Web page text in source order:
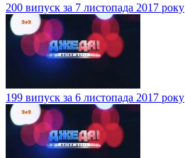
200 випуск за 7 листопада 2017 року
199 випуск за 6 листопада 2017 року